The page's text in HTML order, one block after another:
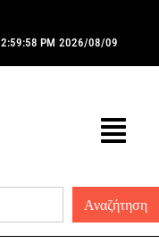
2:59:58 PM 2026/08/09